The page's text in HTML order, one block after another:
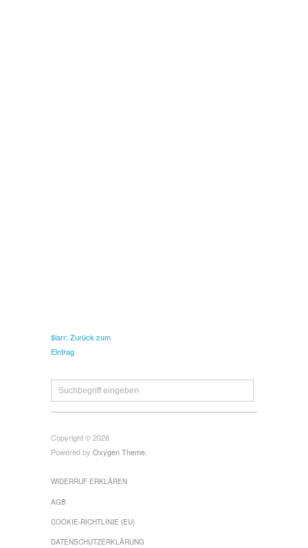
$larr; Zurück zum
Eintrag
Copyright © 2026
Powered by Oxygen Theme
WIDERRUF ERKLÄREN
AGB
COOKIE-RICHTLINIE (EU)
DATENSCHUTZERKLÄRUNG